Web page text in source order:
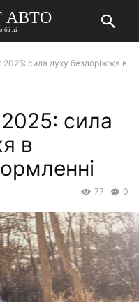
АВТО
2025: сила духу бездоріжжя в
сила
в
0
77